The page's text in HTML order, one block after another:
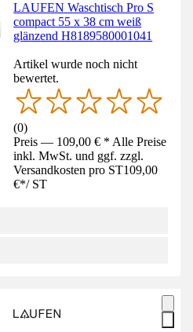
LAUFEN Waschtisch Pro S
compact 55 x 38 cm weiß
glänzend H8189580001041
Artikel wurde noch nicht
bewertet.
(0)
Preis — 109,00 € * Alle Preise
inkl. MwSt. und ggf. zzgl.
Versandkosten pro ST109,00
€*/ ST